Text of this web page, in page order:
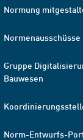
Normung
Normenausschüsse
Gruppe
Bauwesen
Norm-Entwurfs-